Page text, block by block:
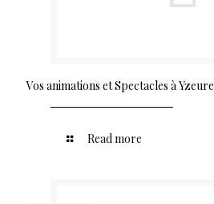
Vos animations et Spectacles à Yzeure
Read more